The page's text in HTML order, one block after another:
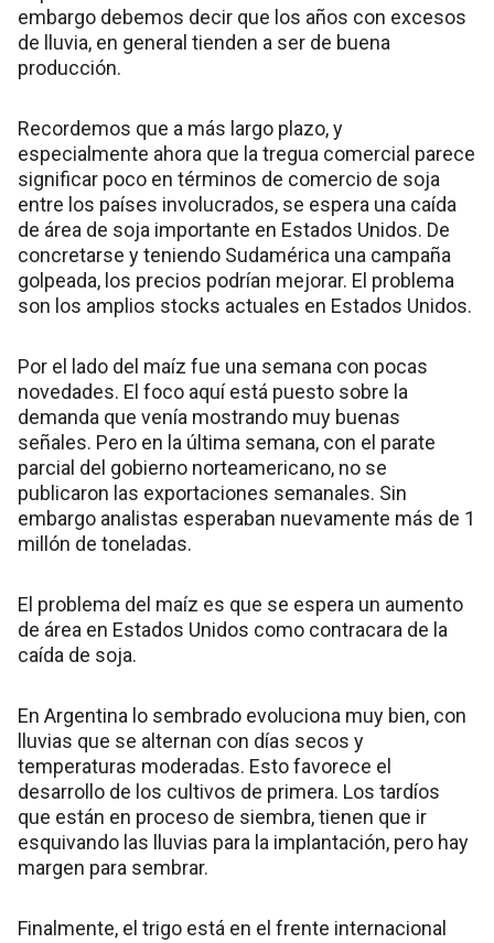
embargo debemos decir que los años con excesos
de lluvia, en general tienden a ser de buena
producción.
Recordemos que a más largo plazo, y
especialmente ahora que la tregua comercial parece
significar poco en términos de comercio de soja
entre los países involucrados, se espera una caída
de área de soja importante en Estados Unidos. De
concretarse y teniendo Sudamérica una campaña
golpeada, los precios podrían mejorar. El problema
son los amplios stocks actuales en Estados Unidos.
Por el lado del maíz fue una semana con pocas
novedades. El foco aquí está puesto sobre la
demanda que venía mostrando muy buenas
señales. Pero en la última semana, con el parate
parcial del gobierno norteamericano, no se
publicaron las exportaciones semanales. Sin
embargo analistas esperaban nuevamente más de 1
millón de toneladas.
El problema del maíz es que se espera un aumento
de área en Estados Unidos como contracara de la
caída de soja.
En Argentina lo sembrado evoluciona muy bien, con
lluvias que se alternan con días secos y
temperaturas moderadas. Esto favorece el
desarrollo de los cultivos de primera. Los tardíos
que están en proceso de siembra, tienen que ir
esquivando las lluvias para la implantación, pero hay
margen para sembrar.
Finalmente, el trigo está en el frente internacional